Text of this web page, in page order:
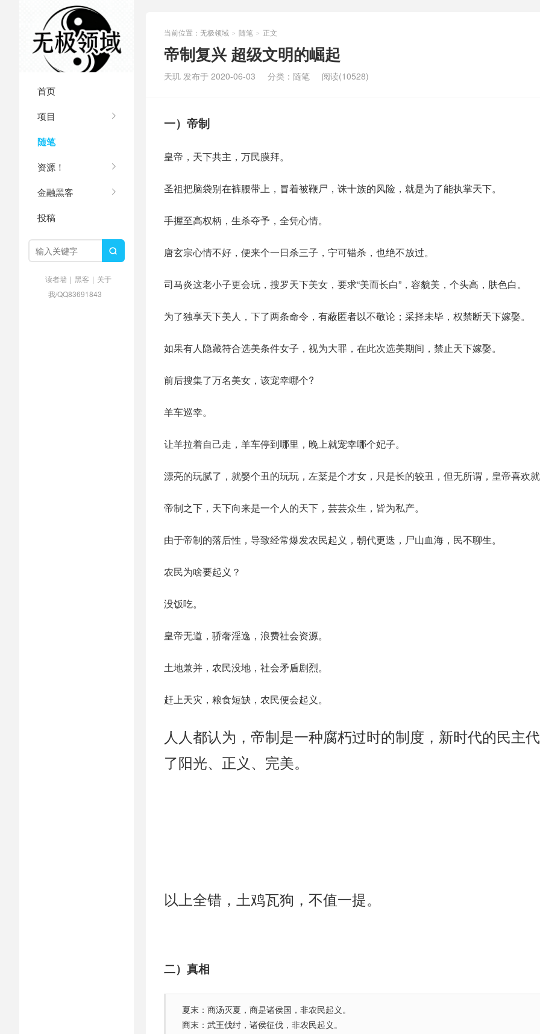
首页
项目
随笔
资源！
金融黑客
投稿

读者墙 | 黑客 | 关于
我/QQ83691843
当前位置： 无极领域 > 随笔 > 正文
帝制复兴 超级文明的崛起
天玑 发布于 2020-06-03 分类： 随笔 阅读(10528)
一）帝制
皇帝，天下共主，万民膜拜。
圣祖把脑袋别在裤腰带上，冒着被鞭尸，诛十族的风险，就是为了能执掌天下。
手握至高权柄，生杀夺予，全凭心情。
唐玄宗心情不好，便来个一日杀三子，宁可错杀，也绝不放过。
司马炎这老小子更会玩，搜罗天下美女，要求“美而长白”，容貌美，个头高，肤色白。
为了独享天下美人，下了两条命令，有蔽匿者以不敬论；采择未毕，权禁断天下嫁娶。
如果有人隐藏符合选美条件女子，视为大罪，在此次选美期间，禁止天下嫁娶。
前后搜集了万名美女，该宠幸哪个?
羊车巡幸。
让羊拉着自己走，羊车停到哪里，晚上就宠幸哪个妃子。
漂亮的玩腻了，就娶个丑的玩玩，左棻是个才女，只是长的较丑，但无所谓，皇帝喜欢
帝制之下，天下向来是一个人的天下，芸芸众生，皆为私产。
由于帝制的落后性，导致经常爆发农民起义，朝代更迭，尸山血海，民不聊生。
农民为啥要起义？
没饭吃。
皇帝无道，骄奢淫逸，浪费社会资源。
土地兼并，农民没地，社会矛盾剧烈。
赶上天灾，粮食短缺，农民便会起义。
人人都认为，帝制是一种腐朽过时的制度，新时代的民主
了阳光、正义、完美。
以上全错，土鸡瓦狗，不值一提。
二）真相
夏末：商汤灭夏，商是诸侯国，非农民起义。
商末：武王伐纣，诸侯征伐，非农民起义。